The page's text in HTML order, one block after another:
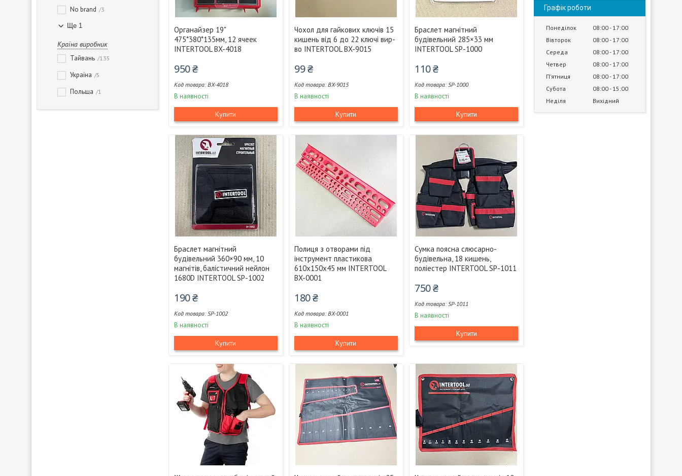
No brand 3
Ще 1
Країна виробник
Тайвань 135
Україна 5
Польща 1
Органайзер 19"
475*380*135мм, 12 ячеек
INTERTOOL BX-4018
950 ₴
BX-4018
В наявності
Купити
Чохол для гайкових ключів 15
кишень від 6 до 22 ключі вир-
во INTERTOOL BX-9015
99 ₴
BX-9015
В наявності
Купити
Браслет магнітний
будівельний 285×33 мм
INTERTOOL SP-1000
110 ₴
SP-1000
В наявності
Купити
Браслет магнітний
будівельний 360×90 мм, 10
магнітів, балістичний нейлон
1680D INTERTOOL SP-1002
190 ₴
SP-1002
В наявності
Купити
Полиця з отворами під
інструмент пластикова
610x150x45 мм INTERTOOL
BX-0001
180 ₴
BX-0001
В наявності
Купити
Сумка поясна слюсарно-
будівельна, 18 кишень,
поліестер INTERTOOL SP-1011
750 ₴
SP-1011
В наявності
Купити
Графік роботи
Понеділок 08:00 17:00
Вівторок
08:00 17:00
Середа
08:00 17:00
Четвер
08:00 17:00
Пʼятниця
08:00 17:00
Субота
08:00 15:00
Неділя
Вихідний